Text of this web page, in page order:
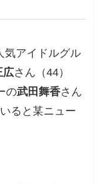
気アイドルグル
広さん（44）
の武田舞香さん
ると某ニュー